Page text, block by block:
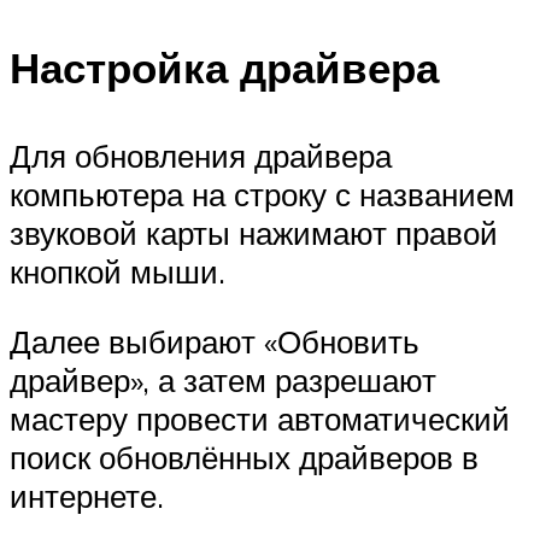
Настройка драйвера
Для обновления драйвера
компьютера на строку с названием
звуковой карты нажимают правой
кнопкой мыши.
Далее выбирают «Обновить
драйвер», а затем разрешают
мастеру провести автоматический
поиск обновлённых драйверов в
интернете.